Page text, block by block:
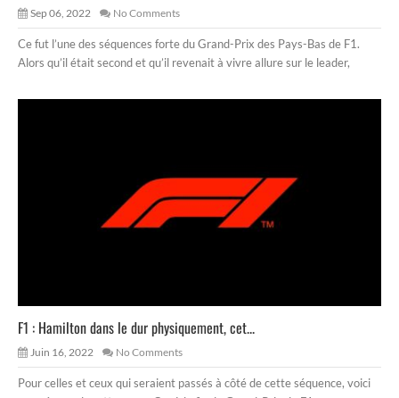
Sep 06, 2022 No Comments
Ce fut l’une des séquences forte du Grand-Prix des Pays-Bas de F1.
Alors qu’il était second et qu’il revenait à vivre allure sur le leader,
F1 : Hamilton dans le dur physiquement, cet...
Juin 16, 2022 No Comments
Pour celles et ceux qui seraient passés à côté de cette séquence, voici